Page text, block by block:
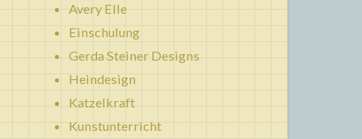
Avery Elle
Einschulung
Gerda Steiner Designs
Heindesign
Katzelkraft
Kunstunterricht